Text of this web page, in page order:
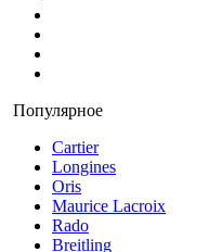
Популярное
Cartier
Longines
Oris
Maurice Lacroix
Rado
Breitling